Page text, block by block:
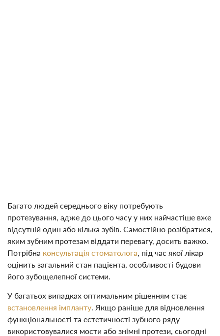
Багато людей середнього віку потребують
протезування, адже до цього часу у них найчастіше вже
відсутній один або кілька зубів. Самостійно розібратися,
яким зубним протезам віддати перевагу, досить важко.
Потрібна консультація стоматолога, під час якої лікар
оцінить загальний стан пацієнта, особливості будови
його зубощелепної системи.
У багатьох випадках оптимальним рішенням стає
встановлення імпланту. Якщо раніше для відновлення
функціональності та естетичності зубного ряду
використовувалися мости або знімні протези, сьогодні